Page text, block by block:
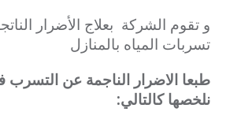
و تقوم الشركة بعلاج الأضرار
تسربات المياه بالمنازل
طبعا الاضرار الناجمة عن التسرب
نلخصها كالتالي: